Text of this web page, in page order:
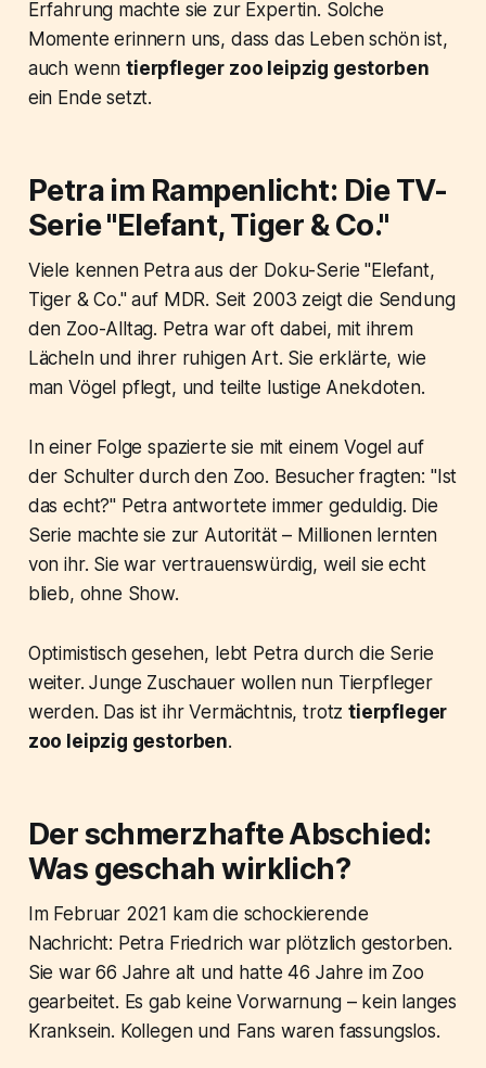
Erfahrung machte sie zur Expertin. Solche
Momente erinnern uns, dass das Leben schön ist,
auch wenntierpfleger zoo leipzig gestorben
ein Ende setzt.
Petra im Rampenlicht: Die TV-
Serie "Elefant, Tiger & Co."
Viele kennen Petra aus der Doku-Serie "Elefant,
Tiger & Co." auf MDR. Seit 2003 zeigt die Sendung
den Zoo-Alltag. Petra war oft dabei, mit ihrem
Lächeln und ihrer ruhigen Art. Sie erklärte, wie
man Vögel pflegt, und teilte lustige Anekdoten.
In einer Folge spazierte sie mit einem Vogel auf
der Schulter durch den Zoo. Besucher fragten: "Ist
das echt?" Petra antwortete immer geduldig. Die
Serie machte sie zur Autorität – Millionen lernten
von ihr. Sie war vertrauenswürdig, weil sie echt
blieb, ohne Show.
Optimistisch gesehen, lebt Petra durch die Serie
weiter. Junge Zuschauer wollen nun Tierpfleger
werden. Das ist ihr Vermächtnis, trotztierpfleger
zoo leipzig gestorben.
Der schmerzhafte Abschied:
Was geschah wirklich?
Im Februar 2021 kam die schockierende
Nachricht: Petra Friedrich war plötzlich gestorben.
Sie war 66 Jahre alt und hatte 46 Jahre im Zoo
gearbeitet. Es gab keine Vorwarnung – kein langes
Kranksein. Kollegen und Fans waren fassungslos.